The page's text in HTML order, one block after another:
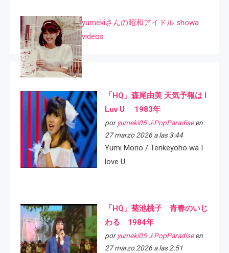
yumekiさんの昭和アイドル showa
videos
「HQ」森尾由美 天気予報は I
Luv U 1983年
por yumeki05 J-PopParadiseen
27 marzo 2026 a las 3:44
Yumi Morio / Tenkeyoho wa I
love U
「HQ」菊池桃子 青春のいじ
わる 1984年
por yumeki05 J-PopParadiseen
27 marzo 2026 a las 2:51